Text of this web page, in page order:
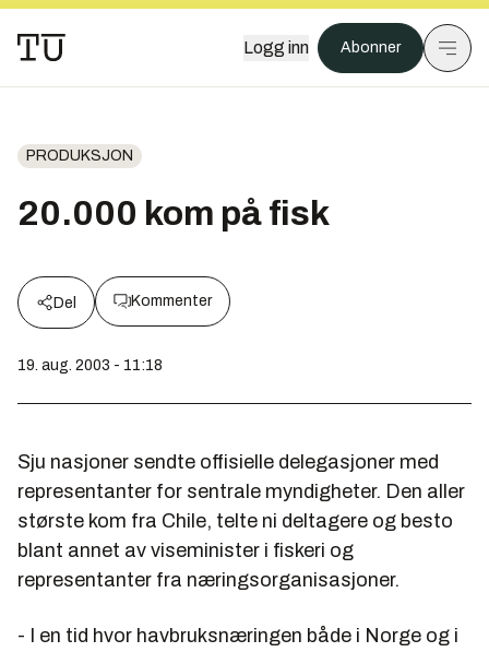
Logg inn Abonner
PRODUKSJON
20.000 kom på fisk
Del Kommenter
19. aug. 2003 - 11:18
Sju nasjoner sendte offisielle delegasjoner med
representanter for sentrale myndigheter. Den aller
største kom fra Chile, telte ni deltagere og besto
blant annet av viseminister i fiskeri og
representanter fra næringsorganisasjoner.
- I en tid hvor havbruksnæringen både i Norge og i